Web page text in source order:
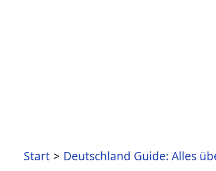
Start Deutschland Guide: Alles